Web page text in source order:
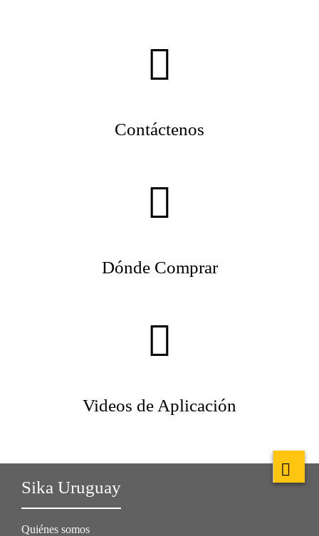
Contáctenos
Dónde Comprar
Videos de Aplicación
Sika Uruguay
Quiénes somos